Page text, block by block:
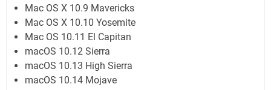
Mac OS X 10.9 Mavericks
Mac OS X 10.10 Yosemite
Mac OS 10.11 El Capitan
macOS 10.12 Sierra
macOS 10.13 High Sierra
macOS 10.14 Mojave